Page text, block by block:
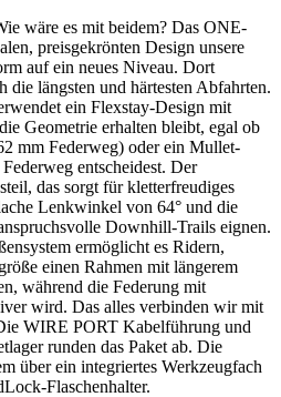
wäre es mit beidem? Das ONE-
preisgekrönten Design unsere
auf ein neues Niveau. Dort
die längsten und härtesten Abfahrten.
ein Flexstay-Design mit
Geometrie erhalten bleibt, egal ob
mm Federweg) oder ein Mullet-
entscheidest. Der
das sorgt für kletterfreudiges
Lenkwinkel von 64° und die
Downhill-Trails eignen.
ermöglicht es Ridern,
einen Rahmen mit längerem
während die Federung mit
wird. Das alles verbinden wir mit
WIRE PORT Kabelführung und
runden das Paket ab. Die
über ein integriertes Werkzeugfach
Flaschenhalter.